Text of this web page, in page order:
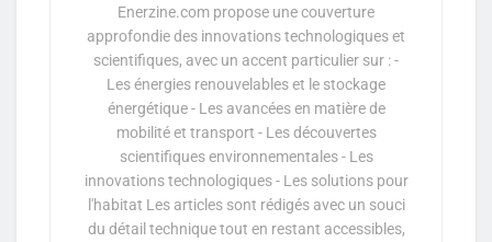
Enerzine.com propose une couverture
approfondie des innovations technologiques et
scientifiques, avec un accent particulier sur : -
Les énergies renouvelables et le stockage
énergétique - Les avancées en matière de
mobilité et transport - Les découvertes
scientifiques environnementales - Les
innovations technologiques - Les solutions pour
l'habitat Les articles sont rédigés avec un souci
du détail technique tout en restant accessibles,